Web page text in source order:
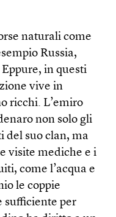
naturali come
Russia,
in questi
vive in
ricchi. L’emiro
non solo gli
del suo clan, ma
visite mediche e i
come l’acqua e
le coppie
sufficiente per